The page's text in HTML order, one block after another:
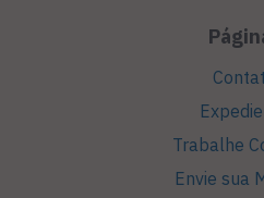
Trabalhe
Envie sua